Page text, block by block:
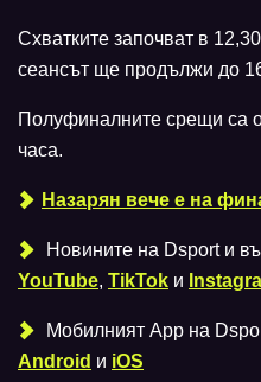
Схватките започват в
сеансът ще продължи до
Полуфиналните срещи са
часа.
Назарян вече е на
Новините на Dsport и
YouTube, TikTok и
Мобилният Аpp на
Android и iOS